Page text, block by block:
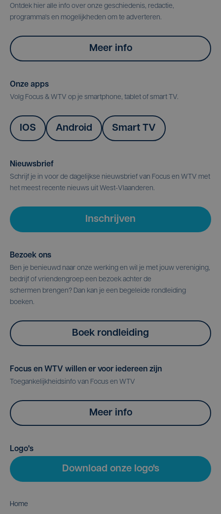
Ontdek hier alle info over onze geschiedenis, redactie,
programma's en mogelijkheden om te adverteren.
Meer info
Onze apps
Volg Focus & WTV op je smartphone, tablet of smart TV.
IOS Android Smart TV
Nieuwsbrief
Schrijf je in voor de dagelijkse nieuwsbrief van Focus en WTV met
het meest recente nieuws uit West-Vlaanderen.
Inschrijven
Bezoek ons
Ben je benieuwd naar onze werking en wil je met jouw vereniging,
bedrijf of vriendengroep een bezoek achter de
schermen brengen? Dan kan je een begeleide rondleiding
boeken.
Boek rondleiding
Focus en WTV willen er voor iedereen zijn
Toegankelijkheidsinfo van Focus en WTV
Meer info
Logo's
Download onze logo's
Home